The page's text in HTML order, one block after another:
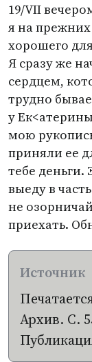
19/VII
я на прежних
хорошего
Я сразу же
сердцем,
трудно
у
мою
приняли ее
тебе деньги.
выеду в
не
приехать.
Архив. С.